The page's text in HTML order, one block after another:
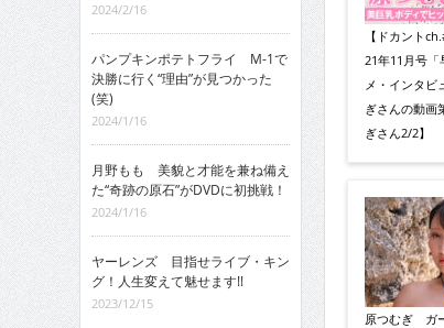
【ドカント
21年11月号「
メ・インタビ
ぎさんの動画
ぎさん2/2】
原つむぎ ガ
2024/2/16
パンプキンポテトフライ M-1で
決勝に行く“理由”が見つかった
(笑)
2024/1/16
月野もも 美貌と才能を兼ね備え
た“奇跡の原石”がDVDに初挑戦！
2024/1/16
ヤーレンズ 目指せライブ・キン
グ！人生変えて魅せます!!
2023/12/15